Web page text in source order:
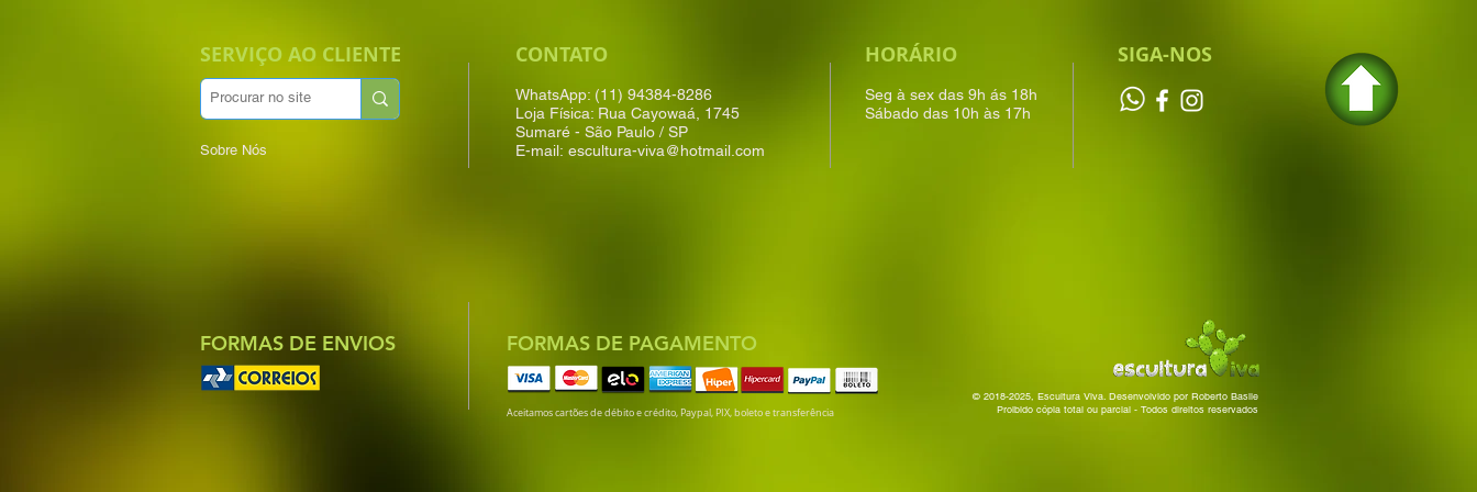
SERVIÇO AO CLIENTE
Sobre Nós
CONTATO
WhatsApp: (11) 94384-8286
Loja Física: Rua Cayowaá, 1745
Sumaré - São Paulo / SP
E-mail: escultura-viva@hotmail.com
HORÁRIO
Seg à sex das 9h ás 18h
Sábado das 10h às 17h
SIGA-NOS
FORMAS DE ENVIOS FORMAS DE PAGAMENTO
Aceitamos cartões de débito e crédito, Paypal, PIX, boleto e transferência
© 2018-2025, Escultura Viva. Desenvolvido por Roberto Basile
Proibido cópia total ou parcial - Todos direitos reservados